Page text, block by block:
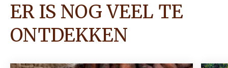
ER IS NOG VEEL TE
ONTDEKKEN